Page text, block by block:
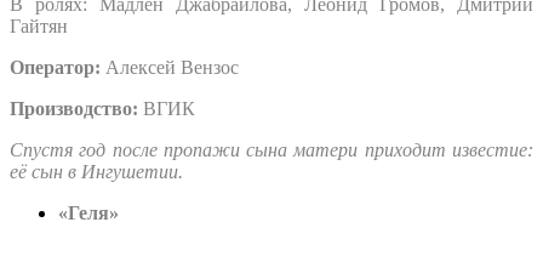
Гайтян
Оператор: Алексей Вензос
Производство: ВГИК
Спустя год после пропажи сына матери приходит известие:
её сын в Ингушетии.
«Геля»